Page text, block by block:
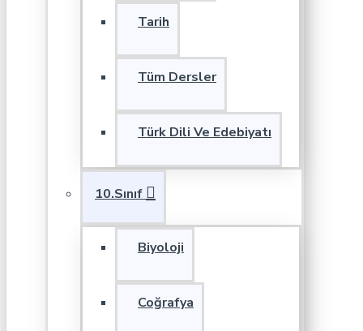
Tarih
Tüm Dersler
Türk Dili Ve Edebiyatı
10.Sınıf
Biyoloji
Coğrafya